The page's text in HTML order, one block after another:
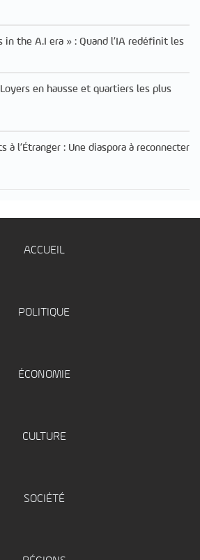
the A.I era » : Quand l’IA redéfinit les
en hausse et quartiers les plus
à l’Étranger : Une diaspora à reconnecter
ACCUEIL
POLITIQUE
ÉCONOMIE
CULTURE
SOCIÉTÉ